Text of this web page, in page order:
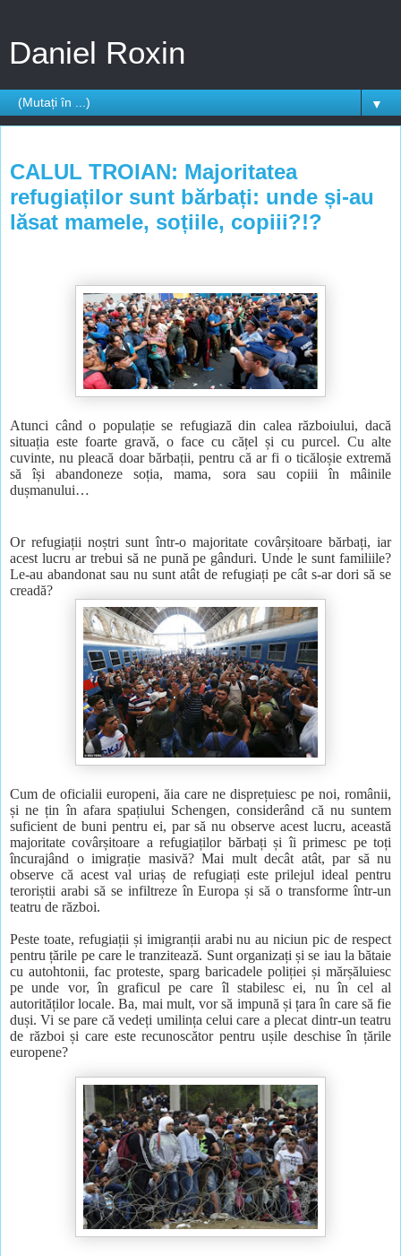
Daniel Roxin
▼
CALUL TROIAN: Majoritatea
refugiaților sunt bărbați: unde și-au
lăsat mamele, soțiile, copiii?!?
Atunci când o populație se refugiază din calea războiului, dacă
situația este foarte gravă, o face cu cățel și cu purcel. Cu alte
cuvinte, nu pleacă doar bărbații, pentru că ar fi o ticăloșie extremă
să își abandoneze soția, mama, sora sau copiii în mâinile
dușmanului…
Or refugiații noștri sunt într-o majoritate covârșitoare bărbați, iar
acest lucru ar trebui să ne pună pe gânduri. Unde le sunt familiile?
Le-au abandonat sau nu sunt atât de refugiați pe cât s-ar dori să se
creadă?
Cum de oficialii europeni, ăia care ne disprețuiesc pe noi, românii,
și ne țin în afara spațiului Schengen, considerând că nu suntem
suficient de buni pentru ei, par să nu observe acest lucru, această
majoritate covârșitoare a refugiaților bărbați și îi primesc pe toți
încurajând o imigrație masivă? Mai mult decât atât, par să nu
observe că acest val uriaș de refugiați este prilejul ideal pentru
teroriștii arabi să se infiltreze în Europa și să o transforme într-un
teatru de război.
Peste toate, refugiații și imigranții arabi nu au niciun pic de respect
pentru țările pe care le tranzitează. Sunt organizați și se iau la bătaie
cu autohtonii, fac proteste, sparg baricadele poliției și mărșăluiesc
pe unde vor, în graficul pe care îl stabilesc ei, nu în cel al
autorităților locale. Ba, mai mult, vor să impună și țara în care să fie
duși. Vi se pare că vedeți umilința celui care a plecat dintr-un teatru
de război și care este recunoscător pentru ușile deschise în țările
europene?